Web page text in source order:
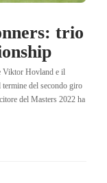
trio
Viktor Hovland e il
termine del secondo giro
del Masters 2022 ha